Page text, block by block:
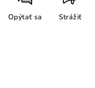
Opýtať sa Strážiť